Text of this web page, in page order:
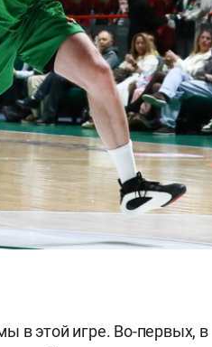
в этой игре. Во-первых, в